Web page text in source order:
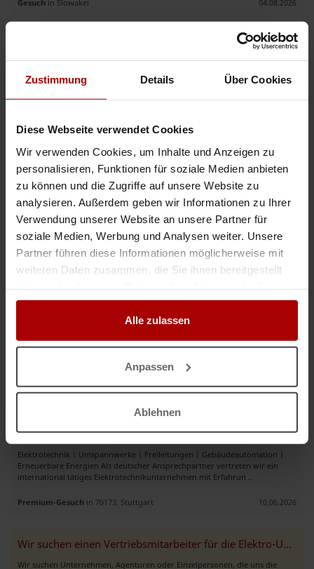
Zustimmung Details Über Cookies
Diese Webseite verwendet Cookies
Wir verwenden Cookies, um Inhalte und Anzeigen zu
personalisieren, Funktionen für soziale Medien anbieten
zu können und die Zugriffe auf unsere Website zu
analysieren. Außerdem geben wir Informationen zu Ihrer
Verwendung unserer Website an unsere Partner für
soziale Medien, Werbung und Analysen weiter. Unsere
Partner führen diese Informationen möglicherweise mit
weiteren Daten zusammen, die Sie ihnen bereitgestellt
gesammelt haben.
Alle zulassen
Anpassen
Ablehnen
Gesuch in Slowakei 04.08.2026
Elektroinstallateur und biete Ihnen fachgerechte Elektroarbeiten mit hoher
Qualität und Sorgfalt. Kundenzufriedenheit, Term ..
Elektriker Subunternehmer gesucht?
Sehr geehrte Damen und Herren, hiermit möchten wir Ihnen die Firma
TatraMont s.r.o. vorstellen. Wir sind auf die Bereitstellung von
hochqualifizierten Elektrofachkräften für Bau- und Industrieproje ..
Gesuchin Slowakei 03.08.2026
Sehr geehrte Damen und Herren, wir sind ein erfahrenes Montageteam aus
Plan oder LV spezialisiert. Aktuell haben wir freie Kapazi ..
Premium-Gesuchin 72072, Tübingen 29.06.2026
Elektrotechnik | Energieinfrastruktur | Gebäudeautomation
Elektrotechnik | Umspannwerke | Freileitungen | Gebäudeautomation |
Erneuerbare Energien Als deutscher Ansprechpartner vertreten wir ein
international tätiges Elektrotechnikunternehmen mit Erfahrun ..
Premium-Gesuch in 70173, Stuttgart 10.06.2026
Wir suchen einen Vertriebsmitarbeiter für die Elektro-Untervergabe“
Wir suchen Unternehmen, Agenturen oder Einzelpersonen, die uns die